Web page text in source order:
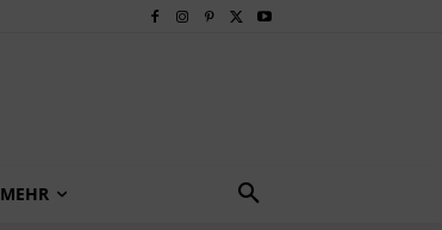
MEHR